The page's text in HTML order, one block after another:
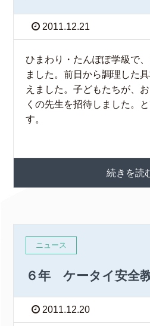
2011.12.21
ひまわり・たんぽぽ学級で
ました。前日から調理した
えました。子どもたちが、
くの先生を招待しました。
す。
続きを読
ニュース
６年 ケータイ安全
2011.12.20